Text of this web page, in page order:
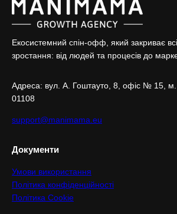
Екосистемний спін-офф, який закриває
зростання: від людей та процесів до
Адреса: вул. А. Гоштaуто, 8, офіс № 15, м.
01108
support@manimama.eu
Документи
Умови використання
Політика конфіденційності
Політика Cookie